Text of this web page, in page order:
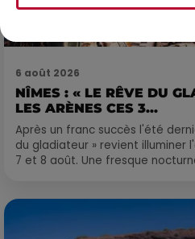
6 août 2026
NÎMES : « LE RÊVE DU
LES ARÈNES CES 3...
Après un franc succès l'été
du gladiateur » revient illuminer
7 et 8 août. Une fresque